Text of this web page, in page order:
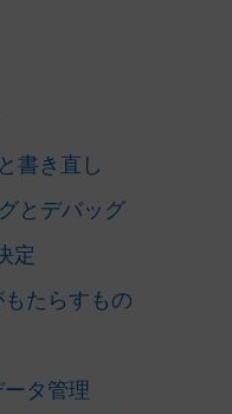
書き直し
とデバッグ
定
たらすもの
タ管理